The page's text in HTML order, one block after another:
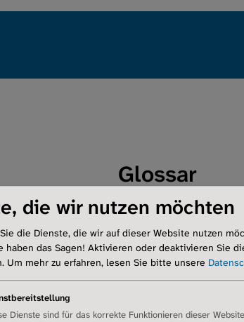
Glossar
Symptome oder Zunahme des
die wir nutzen möchten
die Dienste, die wir auf dieser Website nutzen
haben das Sagen! Aktivieren oder deaktivieren Sie
Um mehr zu erfahren, lesen Sie bitte unsere
Dienste sind für das korrekte Funktionieren dieser